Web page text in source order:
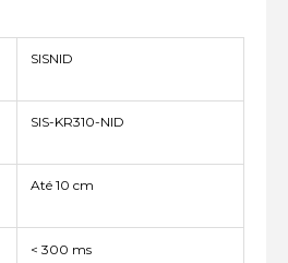
SISNID
SIS-KR310-NID
Até 10 cm
< 300 ms